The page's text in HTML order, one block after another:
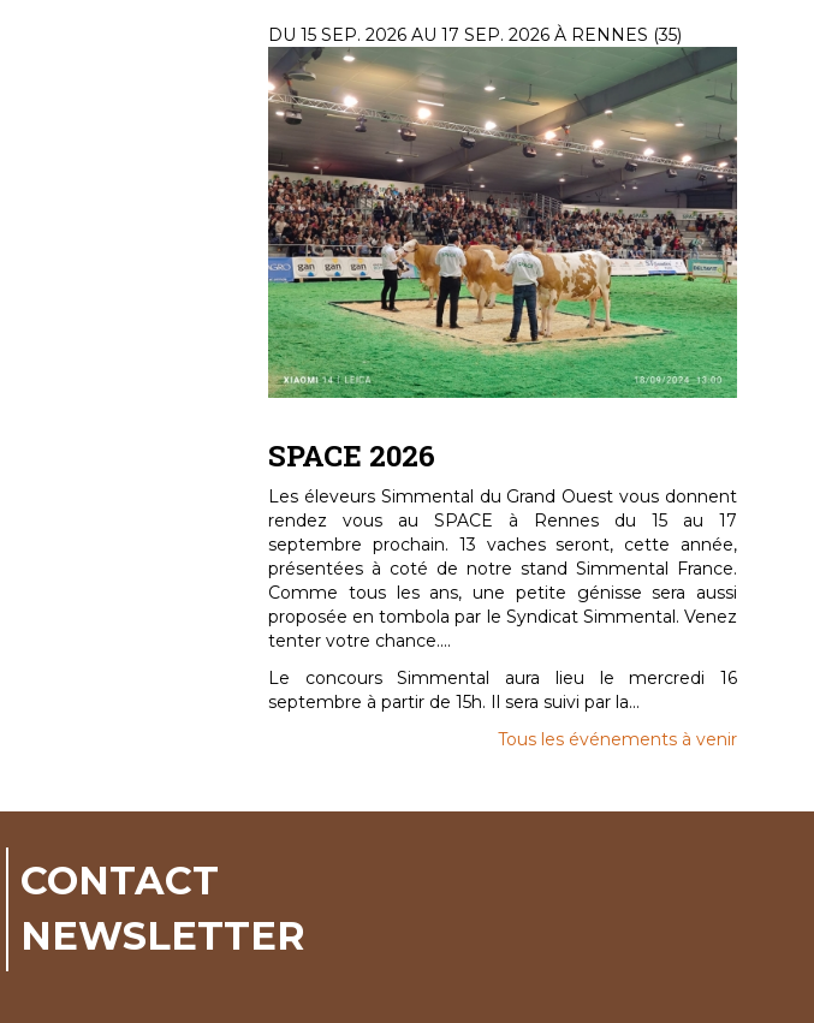
DU 15 SEP. 2026 AU 17 SEP. 2026 À RENNES (35)
SPACE 2026
Les éleveurs Simmental du Grand Ouest vous donnent
rendez vous au SPACE à Rennes du 15 au 17
septembre prochain. 13 vaches seront, cette année,
présentées à coté de notre stand Simmental France.
Comme tous les ans, une petite génisse sera aussi
proposée en tombola par le Syndicat Simmental. Venez
tenter votre chance....
Le concours Simmental aura lieu le mercredi 16
septembre à partir de 15h. Il sera suivi par la...
Tous les événements à venir
CONTACT
NEWSLETTER